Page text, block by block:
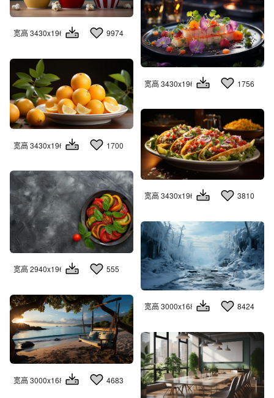
宽高 3430x1960 9974
宽高 3430x1960 1756
宽高 3430x1960 1700
宽高 3430x1960 3810
宽高 2940x1960 555
宽高 3000x1681 8424
宽高 3000x1681 4683